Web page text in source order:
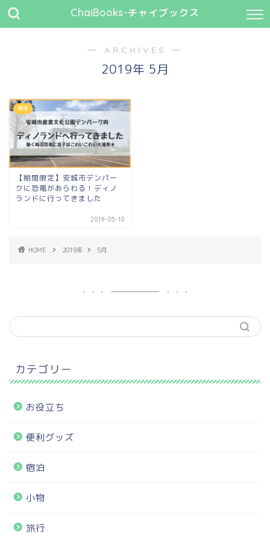
ChaiBooks-チャイブックス
― ARCHIVES ―
2019年 5月
観光
【期間限定】安城市デンパー
クに恐竜があらわる！ディノ
ランドに行ってきました
2019-05-10
HOME 2019年 5月
カテゴリー
お役立ち
便利グッズ
宿泊
小物
旅行